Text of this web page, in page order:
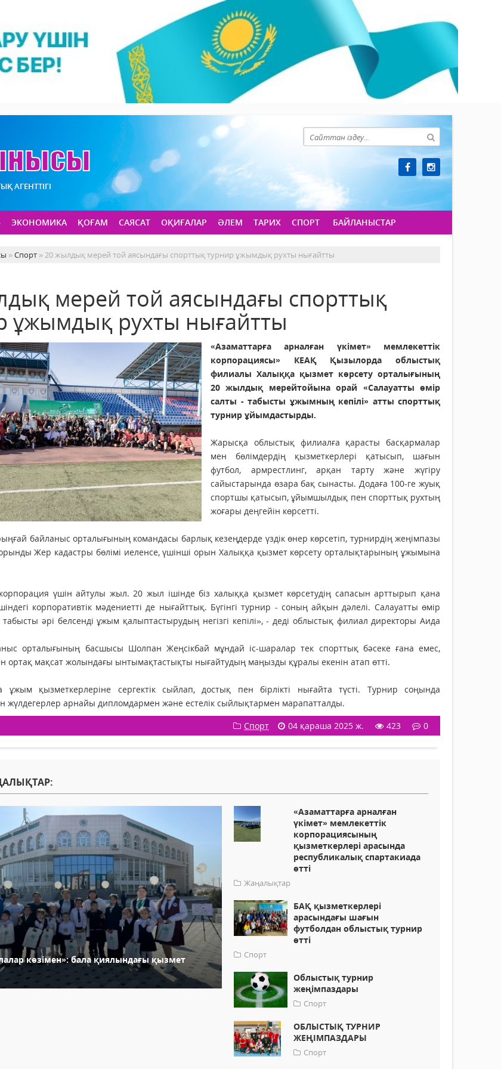
АГЕНТТІГІ
ЭКОНОМИКА ҚОҒАМ САЯСАТ ОҚИҒАЛАР ӘЛЕМ ТАРИХ СПОРТ БАЙЛАНЫСТАР
»Спорт » 20 жылдық мерей той аясындағы спорттық турнир ұжымдық рухты нығайтты
мерей той аясындағы спорттық
ұжымдық рухты нығайтты
«Азаматтарға арналған үкімет» мемлекеттік
корпорациясы» КЕАҚ Қызылорда облыстық
филиалы Халыққа қызмет көрсету орталығының
20 жылдық мерейтойына орай «Салауатты өмір
салты - табысты ұжымның кепілі» атты спорттық
турнир ұйымдастырды.
Жарысқа облыстық филиалға қарасты басқармалар
мен бөлімдердің қызметкерлері қатысып, шағын
футбол, армрестлинг, арқан тарту және жүгіру
сайыстарында өзара бақ сынасты. Додаға 100-ге жуық
спортшы қатысып, ұйымшылдық пен спорттық рухтың
жоғары деңгейін көрсетті.
байланыс орталығының командасы барлық кезеңдерде үздік өнер көрсетіп, турнирдің жеңімпазы
Жер кадастры бөлімі иеленсе, үшінші орын Халыққа қызмет көрсету орталықтарының ұжымына
үшін айтулы жыл. 20 жыл ішінде біз халыққа қызмет көрсетудің сапасын арттырып қана
корпоративтік мәдениетті де нығайттық. Бүгінгі турнир - соның айқын дәлелі. Салауатты өмір
әрі белсенді ұжым қалыптастырудың негізгі кепілі», - деді облыстық филиал директоры Аида
орталығының басшысы Шолпан Жеңсікбай мұндай іс-шаралар тек спорттық бәсеке ғана емес,
ортақ мақсат жолындағы ынтымақтастықты нығайтудың маңызды құралы екенін атап өтті.
қызметкерлеріне сергектік сыйлап, достық пен бірлікті нығайта түсті. Турнир соңында
жүлдегерлер арнайы дипломдармен және естелік сыйлықтармен марапатталды.
Спорт
04 қараша 2025 ж. 423 0
көзімен»: бала қиялындағы қызмет
«Азаматтарға арналған
үкімет» мемлекеттік
корпорациясының
қызметкерлері арасында
республикалық спартакиада
өтті
Жаңалықтар
БАҚ қызметкерлері
арасындағы шағын
футболдан облыстық турнир
өтті
Спорт
Облыстық турнир
жеңімпаздары
Спорт
ОБЛЫСТЫҚ ТУРНИР
ЖЕҢІМПАЗДАРЫ
Спорт